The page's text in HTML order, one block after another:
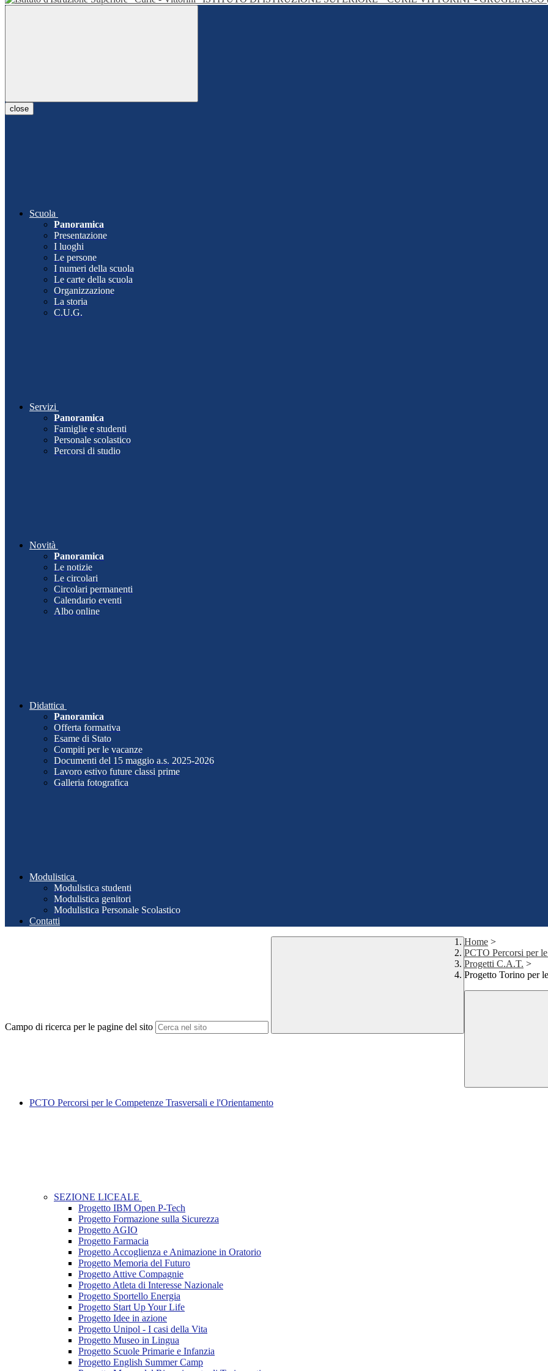
close
Scuola
Panoramica
Presentazione
I luoghi
Le persone
I numeri della scuola
Le carte della scuola
Organizzazione
La storia
C.U.G.
Servizi
Panoramica
Famiglie e studenti
Personale scolastico
Percorsi di studio
Novità
Panoramica
Le notizie
Le circolari
Circolari permanenti
Calendario eventi
Albo online
Didattica
Panoramica
Offerta formativa
Esame di Stato
Compiti per le vacanze
Documenti del 15 maggio a.s. 2025-2026
Lavoro estivo future classi prime
Galleria fotografica
Modulistica
Modulistica studenti
Modulistica genitori
Modulistica Personale Scolastico
Contatti
Campo di ricerca per le pagine del sito
Home >
PCTO Percorsi per
Progetti C.A.T. >
Progetto Torino per
PCTO Percorsi per le Competenze Trasversali e l'Orientamento
SEZIONE LICEALE
Progetto IBM Open P-Tech
Progetto Formazione sulla Sicurezza
Progetto AGIO
Progetto Farmacia
Progetto Accoglienza e Animazione in Oratorio
Progetto Memoria del Futuro
Progetto Attive Compagnie
Progetto Atleta di Interesse Nazionale
Progetto Sportello Energia
Progetto Start Up Your Life
Progetto Idee in azione
Progetto Unipol - I casi della Vita
Progetto Museo in Lingua
Progetto Scuole Primarie e Infanzia
Progetto English Summer Camp